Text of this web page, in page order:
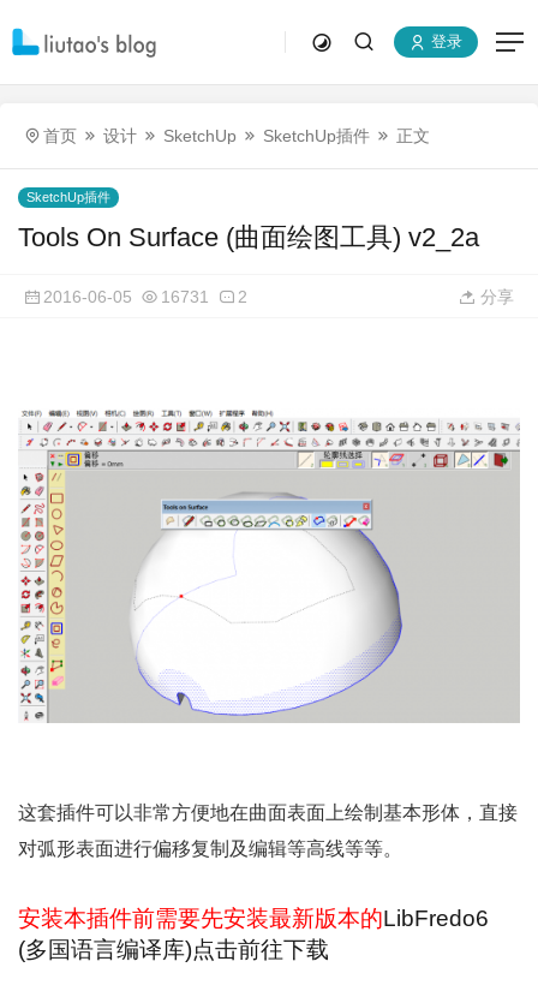
登录
首页 设计 SketchUp SketchUp插件 正文
SketchUp插件
Tools On Surface (曲面绘图工具) v2_2a
2016-06-05 16731 2 分享
这套插件可以非常方便地在曲面表面上绘制基本形体，直接
对弧形表面进行偏移复制及编辑等高线等等。
安装本插件前需要先安装最新版本的LibFredo6
(多国语言编译库)点击前往下载